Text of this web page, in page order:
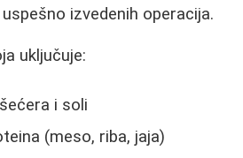
izvedenih operacija.
uključuje:
i soli
(meso, riba, jaja)